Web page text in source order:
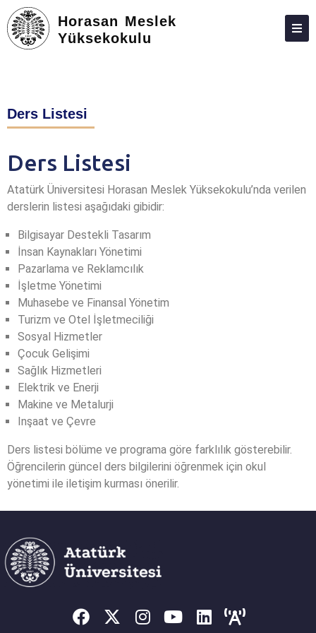
Horasan Meslek
Yüksekokulu
BÖLÜMLER
ADAY ÖĞRENCILER
ÖĞRENCI İŞLERI
FORMLAR VE DILEKÇELER
İLETIŞIM
Ders Listesi
Ders Listesi
Atatürk Üniversitesi Horasan Meslek Yüksekokulu’nda verilen
derslerin listesi aşağıdaki gibidir:
Bilgisayar Destekli Tasarım
İnsan Kaynakları Yönetimi
Pazarlama ve Reklamcılık
İşletme Yönetimi
Muhasebe ve Finansal Yönetim
Turizm ve Otel İşletmeciliği
Sosyal Hizmetler
Çocuk Gelişimi
Sağlık Hizmetleri
Elektrik ve Enerji
Makine ve Metalurji
Inşaat ve Çevre
Ders listesi bölüme ve programa göre farklılık gösterebilir.
Öğrencilerin güncel ders bilgilerini öğrenmek için okul
yönetimi ile iletişim kurması önerilir.